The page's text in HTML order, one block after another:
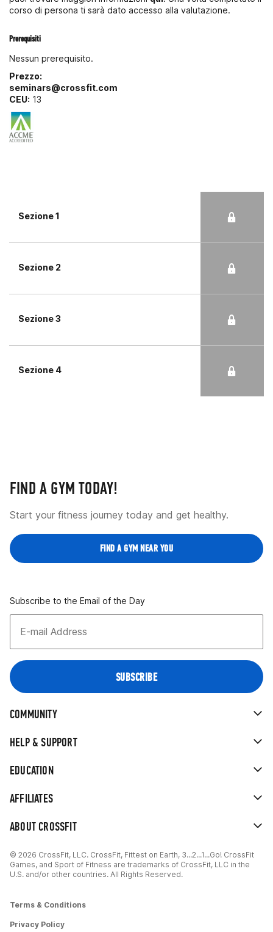
corso di persona ti sarà dato accesso alla valutazione.
Prerequisiti
Nessun prerequisito.
Prezzo:
seminars@crossfit.com
CEU: 13
Sezione 1
Sezione 2
Sezione 3
Sezione 4
ABOUT CROSSFIT
AFFILIATES
EDUCATION
HELP & SUPPORT
COMMUNITY
FIND A GYM TODAY!
Start your fitness journey today and get healthy.
FIND A GYM NEAR YOU
Subscribe to the Email of the Day
© 2026 CrossFit, LLC. CrossFit, Fittest on Earth, 3...2...1...Go! CrossFit
Games, and Sport of Fitness are trademarks of CrossFit, LLC in the
U.S. and/or other countries. All Rights Reserved.
Terms & Conditions
Privacy Policy